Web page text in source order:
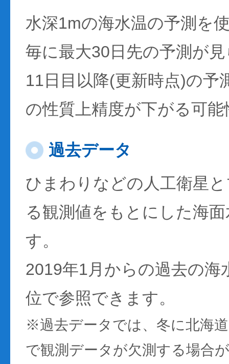
水深1mの海水温の予測を
毎に最大30日先の予測が
11日目以降(更新時点)の予
の性質上精度が下がる可
過去データ
ひまわりなどの人工衛星
る観測値をもとにした海
す。
2019年1月からの過去の海
位で参照できます。
※過去データでは、冬に北海
で観測データが欠測する場合